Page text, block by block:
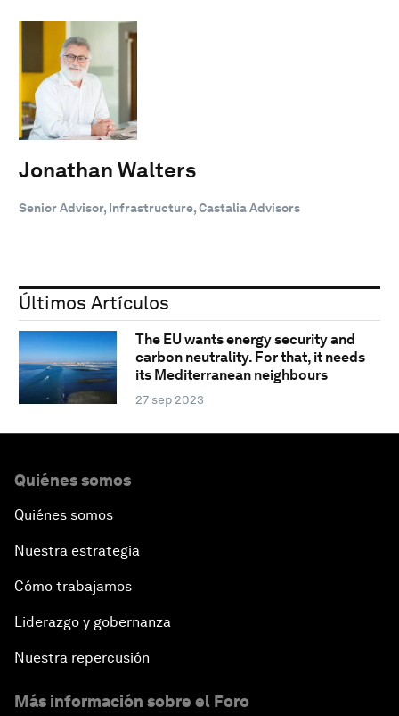
Jonathan Walters
Senior Advisor, Infrastructure, Castalia Advisors
Últimos Artículos
The EU wants energy security and
carbon neutrality. For that, it needs
its Mediterranean neighbours
27 sep 2023
Quiénes somos
Quiénes somos
Nuestra estrategia
Cómo trabajamos
Liderazgo y gobernanza
Nuestra repercusión
Más información sobre el Foro